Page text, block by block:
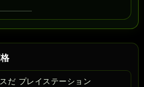
だ プレイステーション